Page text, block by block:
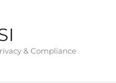
& Compliance